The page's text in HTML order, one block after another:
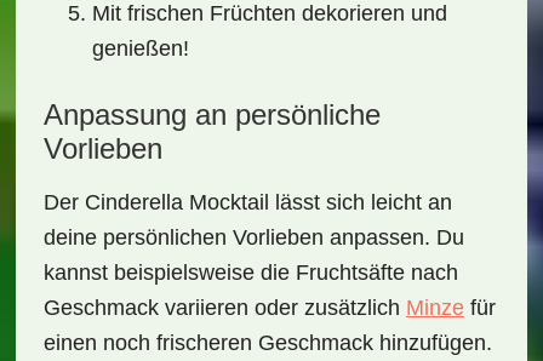
Mit frischen Früchten dekorieren und
genießen!
Anpassung an persönliche
Vorlieben
Der Cinderella Mocktail
lässt sich leicht an
deine persönlichen Vorlieben anpassen. Du
kannst beispielsweise die Fruchtsäftenach
Geschmack variieren oder zusätzlich Minzefür
einen noch frischeren Geschmack hinzufügen.